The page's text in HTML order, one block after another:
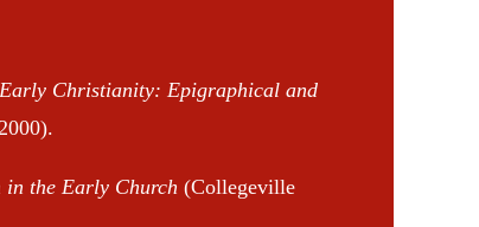
Christianity: Epigraphical and
in the Early Church (Collegeville